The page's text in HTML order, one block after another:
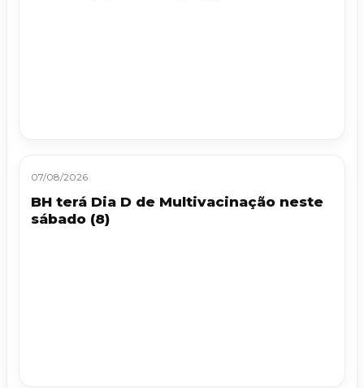
07/08/2026
BH terá Dia D de Multivacinação neste
sábado (8)